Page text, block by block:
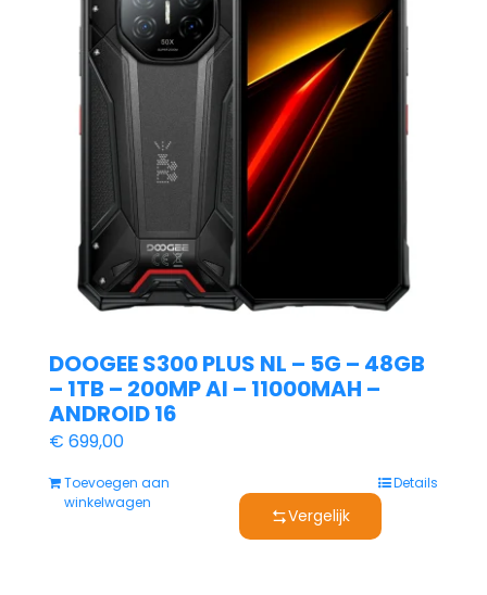
DOOGEE S300 PLUS NL – 5G – 48GB
– 1TB – 200MP AI – 11000MAH –
ANDROID 16
€ 699,00
Toevoegen aan
winkelwagen
Details
Vergelijk